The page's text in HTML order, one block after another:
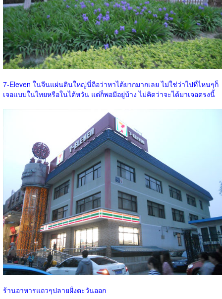
7-Eleven ในจีนแผ่นดินใหญ่นี่ถือว่าหาได้ยากมากเลย ไม่ใช่ว่าไปที่ไหนๆก็
เจอแบบในไทยหรือในไต้หวัน แต่ก็พอมีอยู่บ้าง ไม่คิดว่าจะได้มาเจอตรงนี้
ร้านอาหารแถวๆปลายฝั่งตะวันออก